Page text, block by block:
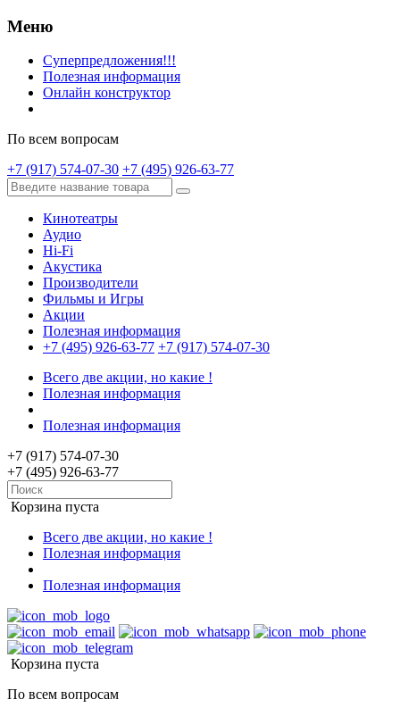
Меню
Суперпредложения!!!
Полезная информация
Онлайн конструктор
По всем вопросам
+7 (917) 574-07-30 +7 (495) 926-63-77
Кинотеатры
Аудио
Hi-Fi
Акустика
Производители
Фильмы и Игры
Акции
Полезная информация
+7 (495) 926-63-77 +7 (917) 574-07-30
Всего две акции, но какие !
Полезная информация
Полезная информация
+7 (917) 574-07-30
+7 (495) 926-63-77
Корзина пуста
Всего две акции, но какие !
Полезная информация
Полезная информация
Корзина пуста
По всем вопросам